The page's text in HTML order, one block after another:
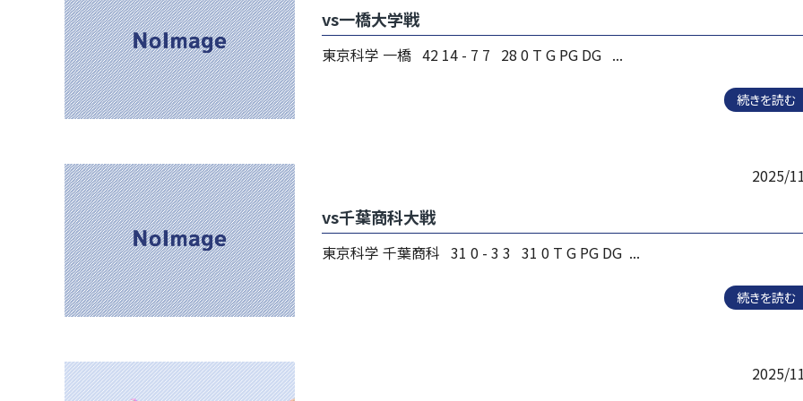
vs一橋大学戦
東京科学 一橋 42 14 - 7 7 28 0 T G PG DG ...
続きを読む
2025/
vs千葉商科大戦
東京科学 千葉商科 31 0 - 3 3 31 0 T G PG DG ...
続きを読む
2025/